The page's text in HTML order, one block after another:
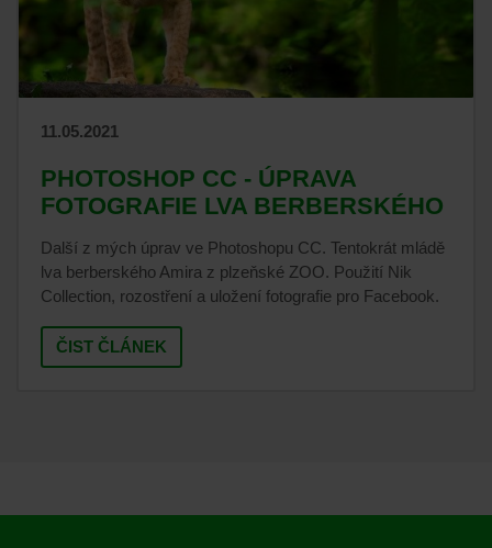
11.05.2021
PHOTOSHOP CC - ÚPRAVA
FOTOGRAFIE LVA BERBERSKÉHO
Další z mých úprav ve Photoshopu CC. Tentokrát mládě
lva berberského Amira z plzeňské ZOO. Použití Nik
Collection, rozostření a uložení fotografie pro Facebook.
ČIST ČLÁNEK